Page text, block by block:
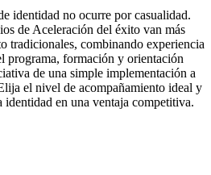
identidad no ocurre por casualidad.
de Aceleración del éxito van más
tradicionales, combinando experiencia
programa, formación y orientación
de una simple implementación a
el nivel de acompañamiento ideal y
identidad en una ventaja competitiva.